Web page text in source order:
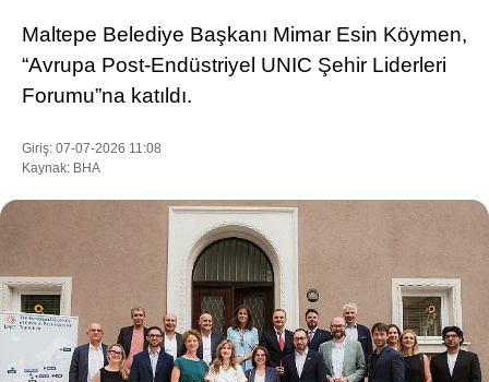
WhatsApp İhbar Hattı
Facebook
SAĞLIK
TEKNOLOJİ
EĞİTİM
Maltepe Belediye Başkanı Mimar Esin Köymen,
“Avrupa Post-Endüstriyel UNIC Şehir Liderleri
Forumu”na katıldı.
Giriş: 07-07-2026 11:08
Kaynak: BHA